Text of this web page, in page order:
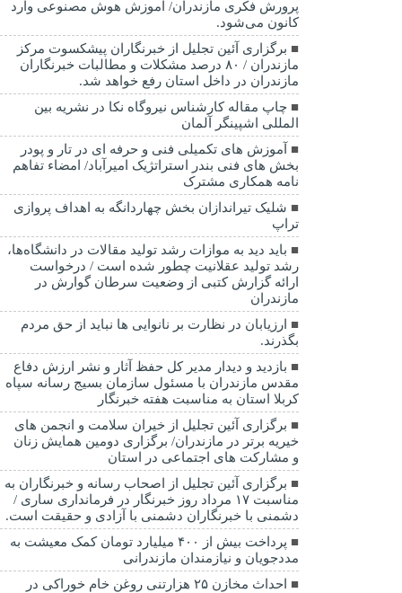
پرورش فکری مازندران/ آموزش هوش مصنوعی وارد
کانون می‌شود.
برگزاری آئین تجلیل از خبرنگاران پیشکسوت مرکز
مازندران / ۸۰ درصد مشکلات و مطالبات خبرنگاران
مازندران در داخل استان رفع خواهد شد.
چاپ مقاله کارشناس نيروگاه نكا در نشریه بین
المللی اشپینگر آلمان
آموزش های تکمیلی فنی و حرفه ای در تار و پودر
بخش های فنی بندر استراتژیک امیرآباد/ امضاء تفاهم
نامه همکاری مشترک
شلیک تیراندازان بخش چهاردانگه به اهداف پروازی
تراپ
باید دید به موازات رشد تولید مقالات در دانشگاه‌ها،
رشد تولید عقلانیت چطور شده است / درخواست
ارائه گزارش کتبی از وضعیت سرطان گوارش در
مازندران
ارزیابان در نظارت بر نانوایی ها نباید از حق مردم
بگذرند.
بازدید و دیدار مدیر کل حفظ آثار و نشر ارزش دفاع
مقدس مازندران با مسئول سازمان بسیج رسانه سپاه
کربلا استان به مناسبت هفته خبرنگار
برگزاری آئین تجلیل از خیران سلامت و انجمن های
خیریه برتر در مازندران/ برگزاری دومین همایش زنان
و مشارکت های اجتماعی در استان
برگزاری آئین تجلیل از اصحاب رسانه و خبرنگاران به
مناسبت ۱۷ مرداد روز خبرنگار در فرمانداری ساری /
دشمنی با خبرنگاران دشمنی با آزادی و حقیقت است.
پرداخت بیش از ۴۰۰ میلیارد تومان کمک معیشت به
مددجویان و نیازمندان مازندرانی
احداث مخازن ۲۵ هزارتنی روغن خام خوراکی در